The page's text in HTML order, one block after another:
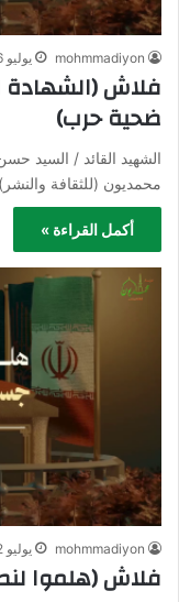
mohmmadiyon يوليو 6, 2026
فلاش (الشهادة
ضحية حرب)
الشهيد القائد / السيد
محمديون (للثقافة والنشر)
أكمل القراءة »
mohmmadiyon يوليو 2, 2026
فلاش (هلموا